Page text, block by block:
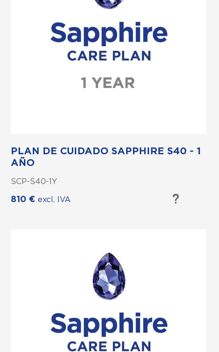
PLAN DE CUIDADO SAPPHIRE S40 - 1
AÑO
SCP-S40-1Y
810 € excl. IVA